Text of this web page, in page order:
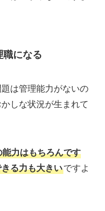
職になる
は管理能力がないの
しな状況が生まれて
力はもちろんです
る力も大きいですよ